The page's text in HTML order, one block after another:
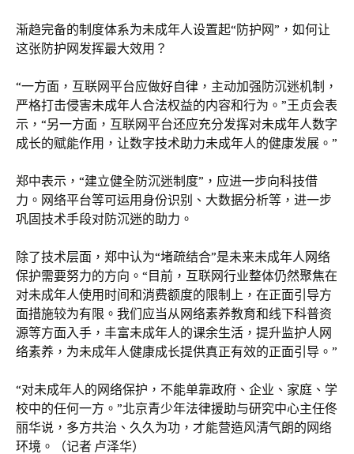
渐趋完备的制度体系为未成年人设置起“防护网”，如何让
这张防护网发挥最大效用？
“一方面，互联网平台应做好自律，主动加强防沉迷机制，
严格打击侵害未成年人合法权益的内容和行为。”王贞会表
示，“另一方面，互联网平台还应充分发挥对未成年人数字
成长的赋能作用，让数字技术助力未成年人的健康发展。”
郑中表示，“建立健全防沉迷制度”，应进一步向科技借
力。网络平台等可运用身份识别、大数据分析等，进一步
巩固技术手段对防沉迷的助力。
除了技术层面，郑中认为“堵疏结合”是未来未成年人网络
保护需要努力的方向。“目前，互联网行业整体仍然聚焦在
对未成年人使用时间和消费额度的限制上，在正面引导方
面措施较为有限。我们应当从网络素养教育和线下科普资
源等方面入手，丰富未成年人的课余生活，提升监护人网
络素养，为未成年人健康成长提供真正有效的正面引导。”
“对未成年人的网络保护，不能单靠政府、企业、家庭、学
校中的任何一方。”北京青少年法律援助与研究中心主任佟
丽华说，多方共治、久久为功，才能营造风清气朗的网络
环境。（记者 卢泽华）